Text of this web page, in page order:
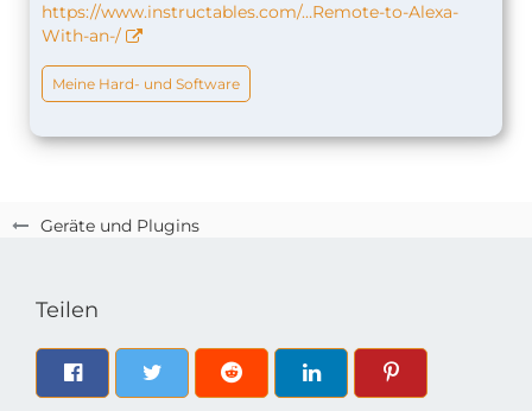
Geräte und Plugins
https://www.instructables.com/…Remote-to-Alexa-
With-an-/
Meine Hard- und Software
Teilen